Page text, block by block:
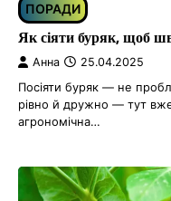
ПОРАДИ
Як сіяти буряк, щоб
Анна 25.04.2025
Посіяти буряк — не
рівно й дружно — тут
агрономічна…